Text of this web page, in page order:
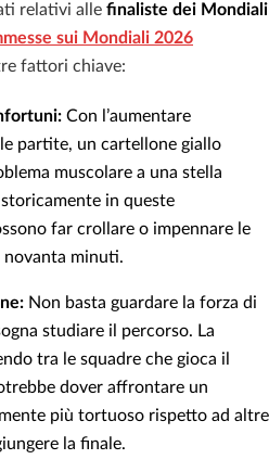
relativi alle finaliste dei Mondiali
sui Mondiali 2026
fattori chiave:
Con l’aumentare
partite, un cartellone giallo
muscolare a una stella
in queste
far crollare o impennare le
minuti.
Non basta guardare la forza di
studiare il percorso. La
tra le squadre che gioca il
dover affrontare un
più tortuoso rispetto ad altre
la finale.